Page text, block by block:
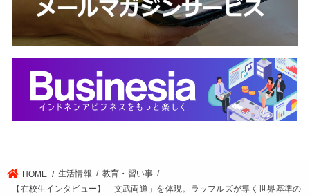
HOME 生活情報
教育・習い事
【在校生インタビュー】「文武両道」を体現。ラッフルズが導く世界基準の